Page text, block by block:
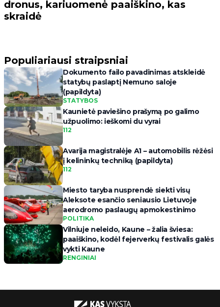
dronus, kariuomenė paaiškino, kas
skraidė
Populiariausi straipsniai
Dokumento failo pavadinimas atskleidė
statybų paslaptį Nemuno saloje
(papildyta)
STATYBOS
Kaunietė paviešino prašymą po galimo
užpuolimo: ieškomi du vyrai
112
Avarija magistralėje A1 – automobilis rėžėsi
į kelininkų techniką (papildyta)
112
Miesto taryba nusprendė siekti visų
Aleksote esančio seniausio Lietuvoje
aerodromo paslaugų apmokestinimo
POLITIKA
Vilniuje neleido, Kaune – žalia šviesa:
paaiškino, kodėl fejerverkų festivalis galės
vykti Kaune
RENGINIAI